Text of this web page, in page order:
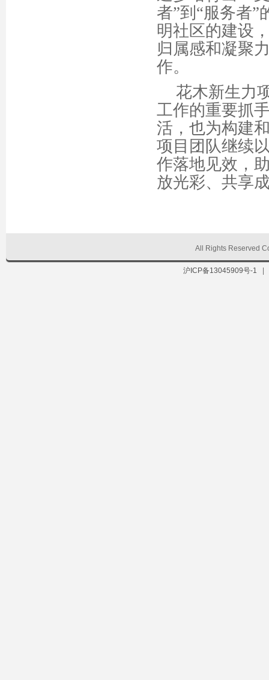
者”到“服务者
明社区的建设
归属感和凝聚
作。
花木新生力
工作的重要抓
活，也为构建
项目团队继续
作落地见效，
放光彩、共享
All Rights Reserved
沪ICP备13045909号-1